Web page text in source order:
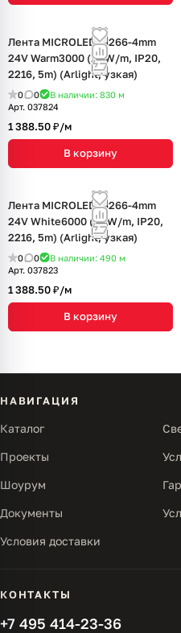
Лента MICROLED-M266-4mm
24V Warm3000 (12 W/m, IP20,
2216, 5m) (Arlight, узкая)
0 0 В наличии: 830 м
Арт. 037824
1 388.50 ₽/м
В корзину
Лента MICROLED-M266-4mm
24V White6000 (12 W/m, IP20,
2216, 5m) (Arlight, узкая)
0 0 В наличии: 490 м
Арт. 037823
1 388.50 ₽/м
В корзину
НАВИГАЦИЯ
Каталог
Проекты
Шоурум
Документы
Условия доставки
КОНТАКТЫ
+7 495 414-23-36